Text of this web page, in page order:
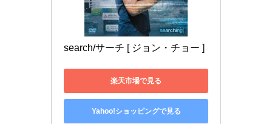
search/サーチ [ ジョン・チョー ]
楽天市場で見る
Yahoo!ショッピングで見る